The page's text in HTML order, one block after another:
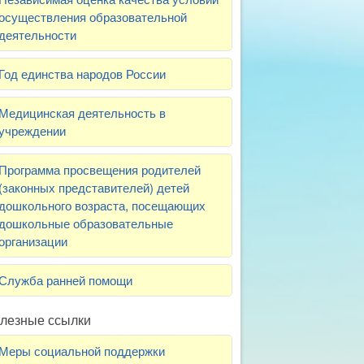
образовательной
единства народов России
деятельность в
просвещения родителей
представителей) детей
возраста, посещающих
образовательные
ранней помощи
ссылки
социальной поддержки